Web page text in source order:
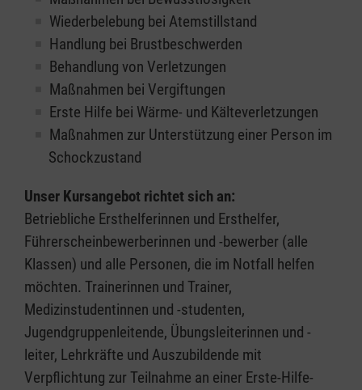
Wiederbelebung bei Atemstillstand
Handlung bei Brustbeschwerden
Behandlung von Verletzungen
Maßnahmen bei Vergiftungen
Erste Hilfe bei Wärme- und Kälteverletzungen
Maßnahmen zur Unterstützung einer Person im
Schockzustand
Unser Kursangebot richtet sich an:
Betriebliche Ersthelferinnen und Ersthelfer,
Führerscheinbewerberinnen und -bewerber (alle
Klassen) und alle Personen, die im Notfall helfen
möchten. Trainerinnen und Trainer,
Medizinstudentinnen und -studenten,
Jugendgruppenleitende, Übungsleiterinnen und -
leiter, Lehrkräfte und Auszubildende mit
Verpflichtung zur Teilnahme an einer Erste-Hilfe-